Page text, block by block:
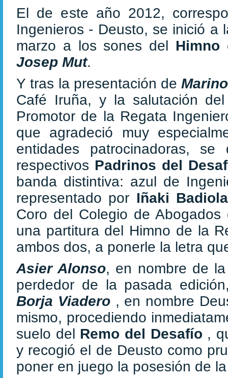
El de este año 2012,
Ingenieros - Deusto, se inició a
marzo a los sones del
Josep Mut.
Y tras la presentación de
Café Iruña, y la salutación
Promotor de la Regata
que agradeció muy
entidades patrocinadoras,
respectivos Padrinos del
banda distintiva: azul de
representado por Iñaki
Coro del Colegio de
una partitura del Himno de la
ambos dos, a ponerle la letra
Asier Alonso, en nombre de
perdedor de la pasada
Borja Viadero , en nombre
mismo, procediendo
suelo del Remo del Desafío ,
y recogió el de Deusto como
poner en juego la posesión de